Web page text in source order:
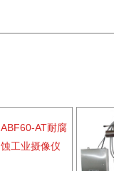
ABF60-AT耐腐
蚀工业摄像仪